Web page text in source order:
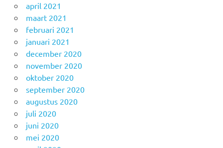
april 2021
maart 2021
februari 2021
januari 2021
december 2020
november 2020
oktober 2020
september 2020
augustus 2020
juli 2020
juni 2020
mei 2020